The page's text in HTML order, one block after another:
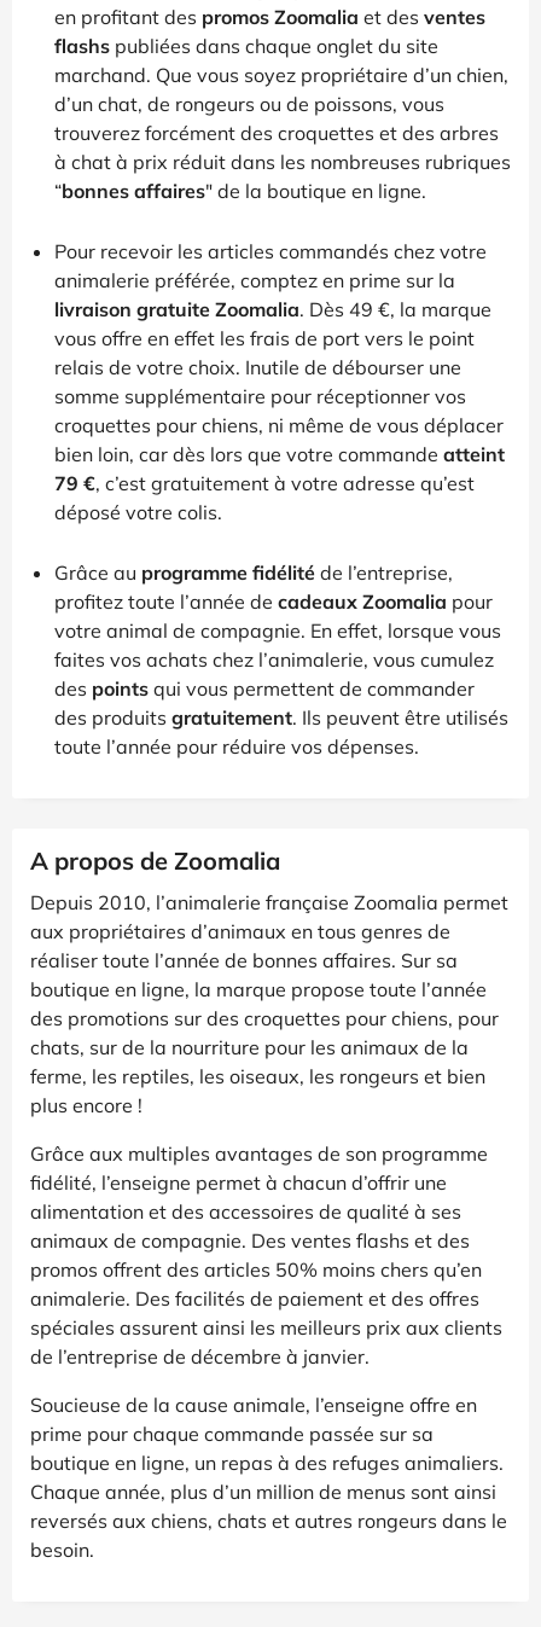
en profitant des promos Zoomalia et des ventes
flashs publiées dans chaque onglet du site
marchand. Que vous soyez propriétaire d’un chien,
d’un chat, de rongeurs ou de poissons, vous
trouverez forcément des croquettes et des arbres
à chat à prix réduit dans les nombreuses rubriques
“bonnes affaires" de la boutique en ligne.
Pour recevoir les articles commandés chez votre
animalerie préférée, comptez en prime sur la
livraison gratuite Zoomalia. Dès 49 €, la marque
vous offre en effet les frais de port vers le point
relais de votre choix. Inutile de débourser une
somme supplémentaire pour réceptionner vos
croquettes pour chiens, ni même de vous déplacer
bien loin, car dès lors que votre commande atteint
79 €, c’est gratuitement à votre adresse qu’est
déposé votre colis.
Grâce au programme fidélité de l’entreprise,
profitez toute l’année de cadeaux Zoomalia pour
votre animal de compagnie. En effet, lorsque vous
faites vos achats chez l’animalerie, vous cumulez
des points qui vous permettent de commander
des produits gratuitement. Ils peuvent être utilisés
toute l’année pour réduire vos dépenses.
A propos de Zoomalia
Depuis 2010, l’animalerie française Zoomalia permet
aux propriétaires d’animaux en tous genres de
réaliser toute l’année de bonnes affaires. Sur sa
boutique en ligne, la marque propose toute l’année
des promotions sur des croquettes pour chiens, pour
chats, sur de la nourriture pour les animaux de la
ferme, les reptiles, les oiseaux, les rongeurs et bien
plus encore !
Grâce aux multiples avantages de son programme
fidélité, l’enseigne permet à chacun d’offrir une
alimentation et des accessoires de qualité à ses
animaux de compagnie. Des ventes flashs et des
promos offrent des articles 50% moins chers qu’en
animalerie. Des facilités de paiement et des offres
spéciales assurent ainsi les meilleurs prix aux clients
de l’entreprise de décembre à janvier.
Soucieuse de la cause animale, l’enseigne offre en
prime pour chaque commande passée sur sa
boutique en ligne, un repas à des refuges animaliers.
Chaque année, plus d’un million de menus sont ainsi
reversés aux chiens, chats et autres rongeurs dans le
besoin.